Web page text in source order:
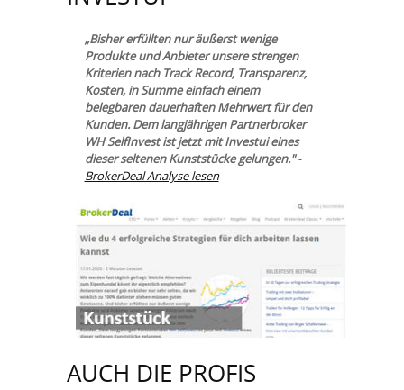
„Bisher erfüllten nur äußerst wenige
Produkte und Anbieter unsere strengen
Kriterien nach Track Record, Transparenz,
Kosten, in Summe einfach einem
belegbaren dauerhaften Mehrwert für den
Kunden. Dem langjährigen Partnerbroker
WH SelfInvest ist jetzt mit Investui eines
dieser seltenen Kunststücke gelungen."-
BrokerDeal Analyse lesen
AUCH DIE PROFIS